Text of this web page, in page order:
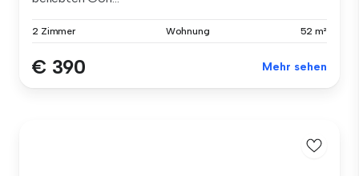
2 Zimmer Wohnung 52 m²
€ 390 Mehr sehen